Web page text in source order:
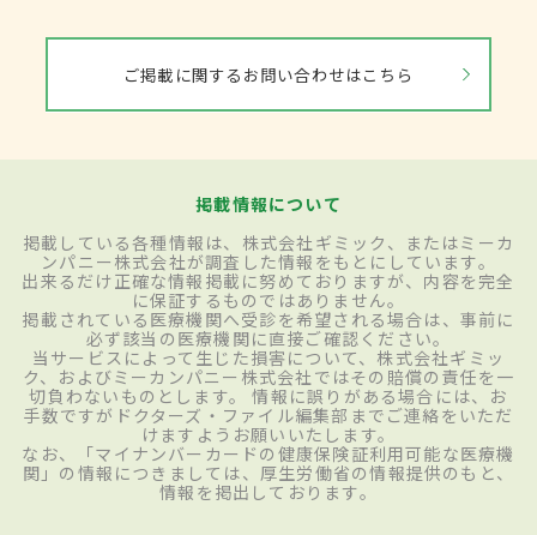
ご掲載に関するお問い合わせはこちら
掲載情報について
掲載している各種情報は、株式会社ギミック、またはミーカ
ンパニー株式会社が調査した情報をもとにしています。
出来るだけ正確な情報掲載に努めておりますが、内容を完全
に保証するものではありません。
掲載されている医療機関へ受診を希望される場合は、事前に
必ず該当の医療機関に直接ご確認ください。
当サービスによって生じた損害について、株式会社ギミッ
ク、およびミーカンパニー株式会社ではその賠償の責任を一
切負わないものとします。 情報に誤りがある場合には、お
手数ですがドクターズ・ファイル編集部までご連絡をいただ
けますようお願いいたします。
なお、「マイナンバーカードの健康保険証利用可能な医療機
関」の情報につきましては、厚生労働省の情報提供のもと、
情報を掲出しております。